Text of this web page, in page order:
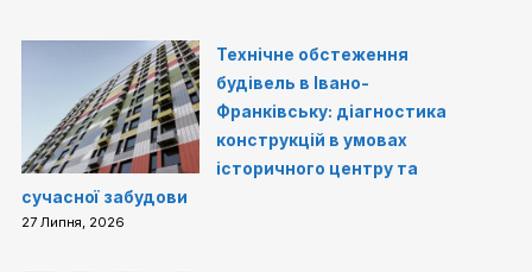
Технічне обстеження
будівель в Івано-
Франківську: діагностика
конструкцій в умовах
історичного центру та
сучасної забудови
27 Липня, 2026